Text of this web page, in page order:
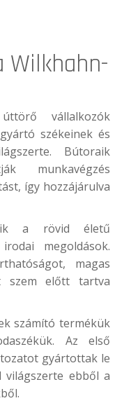
Wilkhahn-
vállalkozók
székeinek és
Bútoraik
munkavégzés
így hozzájárulva
a rövid életű
megoldások.
magas
szem előtt tartva
számító termékük
ük. Az első
gyártottak le
ebből a